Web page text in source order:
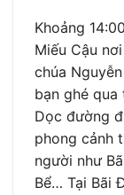
Khoảng
Miếu Cậu
chúa
bạn ghé qua
Dọc đường
phong cảnh
người như
Bể… Tại Bãi